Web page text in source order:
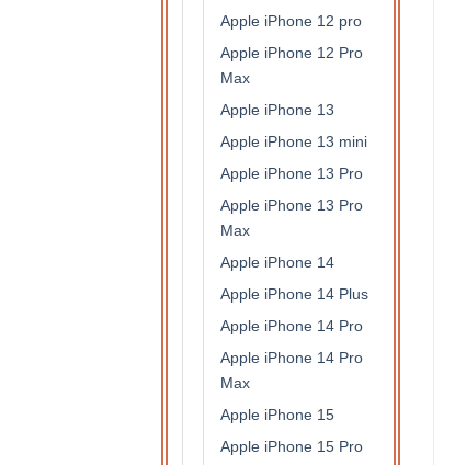
Apple iPhone 12 pro
Apple iPhone 12 Pro
Max
Apple iPhone 13
Apple iPhone 13 mini
Apple iPhone 13 Pro
Apple iPhone 13 Pro
Max
Apple iPhone 14
Apple iPhone 14 Plus
Apple iPhone 14 Pro
Apple iPhone 14 Pro
Max
Apple iPhone 15
Apple iPhone 15 Pro